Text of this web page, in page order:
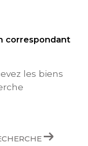
correspondant
les biens